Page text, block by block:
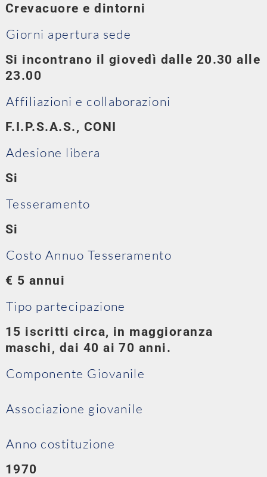
Crevacuore e dintorni
Giorni apertura sede
Si incontrano il giovedì dalle 20.30 alle
23.00
Affiliazioni e collaborazioni
F.I.P.S.A.S., CONI
Adesione libera
Si
Tesseramento
Si
Costo Annuo Tesseramento
€ 5 annui
Tipo partecipazione
15 iscritti circa, in maggioranza
maschi, dai 40 ai 70 anni.
Componente Giovanile
Associazione giovanile
Anno costituzione
1970